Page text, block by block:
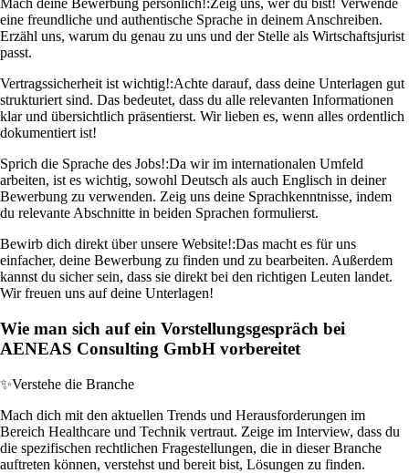
Mach deine Bewerbung persönlich!:Zeig uns, wer du bist! Verwende
eine freundliche und authentische Sprache in deinem Anschreiben.
Erzähl uns, warum du genau zu uns und der Stelle als Wirtschaftsjurist
passt.
Vertragssicherheit ist wichtig!:Achte darauf, dass deine Unterlagen gut
strukturiert sind. Das bedeutet, dass du alle relevanten Informationen
klar und übersichtlich präsentierst. Wir lieben es, wenn alles ordentlich
dokumentiert ist!
Sprich die Sprache des Jobs!:Da wir im internationalen Umfeld
arbeiten, ist es wichtig, sowohl Deutsch als auch Englisch in deiner
Bewerbung zu verwenden. Zeig uns deine Sprachkenntnisse, indem
du relevante Abschnitte in beiden Sprachen formulierst.
Bewirb dich direkt über unsere Website!:Das macht es für uns
einfacher, deine Bewerbung zu finden und zu bearbeiten. Außerdem
kannst du sicher sein, dass sie direkt bei den richtigen Leuten landet.
Wir freuen uns auf deine Unterlagen!
Wie man sich auf ein Vorstellungsgespräch bei
AENEAS Consulting GmbH vorbereitet
✨Verstehe die Branche
Mach dich mit den aktuellen Trends und Herausforderungen im
Bereich Healthcare und Technik vertraut. Zeige im Interview, dass du
die spezifischen rechtlichen Fragestellungen, die in dieser Branche
auftreten können, verstehst und bereit bist, Lösungen zu finden.